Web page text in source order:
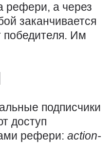
рефери, а через
заканчивается
победителя. Им
подписчики
доступ
рефери: action-